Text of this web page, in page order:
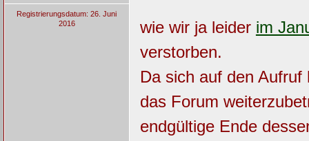
Registrierungsdatum: 26. Juni
2016
wie wir ja leider im
verstorben.
Da sich auf den
das Forum
endgültige Ende